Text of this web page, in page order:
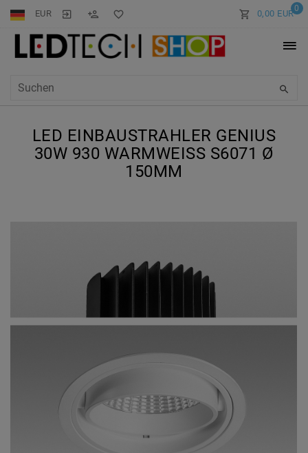
EUR 0
0,00 EUR
LED EINBAUSTRAHLER GENIUS
30W 930 WARMWEISS S6071 Ø 1
50MM